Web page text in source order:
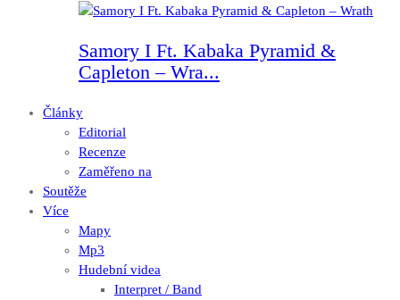
Samory I Ft. Kabaka Pyramid &
Capleton – Wra...
Články
Editorial
Recenze
Zaměřeno na
Soutěže
Více
Mapy
Mp3
Hudební videa
Interpret / Band